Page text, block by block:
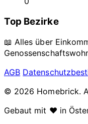
Top Bezirke
📖 Alles über
AGB
© 2026 Homebrick.
Gebaut mit ❤️ in